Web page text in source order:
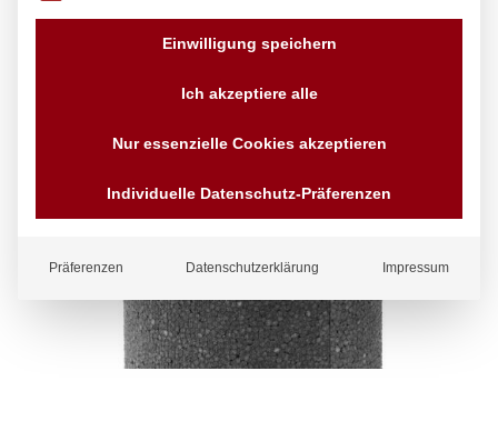
Einwilligung speichern
Ich akzeptiere alle
Nur essenzielle Cookies akzeptieren
Individuelle Datenschutz-Präferenzen
Präferenzen Datenschutzerklärung Impressum